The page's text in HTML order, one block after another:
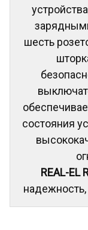
шесть
состояния
REAL-EL
надежность,